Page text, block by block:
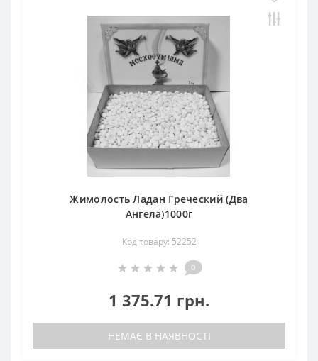
Жимолость Ладан Греческий (Два
Ангела)1000г
Код товару: 52252
0
1 375.71 грн.
НЕМАЄ В НАЯВНОСТІ